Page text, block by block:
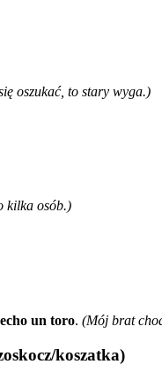
oszukać, to stary wyga.)
kilka osób.)
un toro. (Mój brat
koszatka)